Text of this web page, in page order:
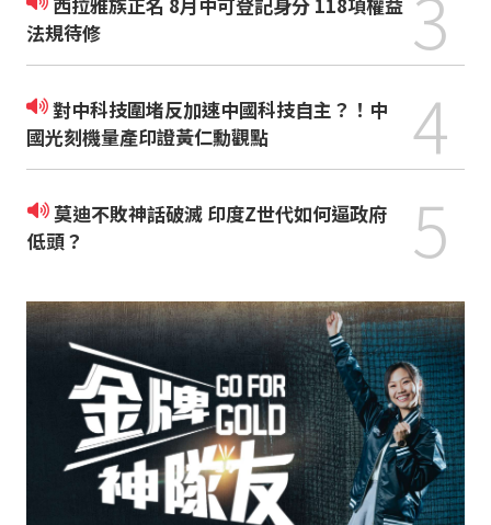
法規待修
對中科技圍堵反加速中國科技自主？！中
國光刻機量產印證黃仁勳觀點
4
莫迪不敗神話破滅 印度Z世代如何逼政府
低頭？
5